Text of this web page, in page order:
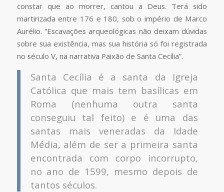
constar que ao morrer, cantou a Deus. Terá sido
martirizada entre 176 e 180, sob o império de Marco
Aurélio. “Escavações arqueológicas não deixam dúvidas
sobre sua existência, mas sua história só foi registrada
no século V, na narrativa Paixão de Santa Cecília”.
Santa Cecília é a santa da Igreja
Católica que mais tem basílicas em
Roma (nenhuma outra santa
conseguiu tal feito) e é uma das
santas mais veneradas da Idade
Média, além de ser a primeira santa
encontrada com corpo incorrupto,
no ano de 1599, mesmo depois de
tantos séculos.